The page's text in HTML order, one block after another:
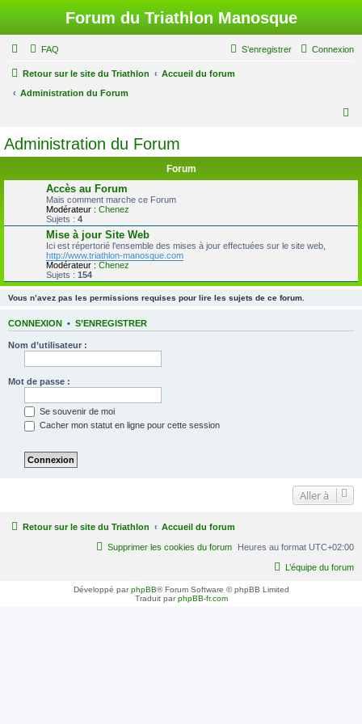
Forum du Triathlon Manosque
FAQ Connexion
S’enregistrer
Retour sur le site du Triathlon
Accueil du forum
Administration du Forum
c
r
Administration du Forum
Forum
Accès au Forum
Mais comment marche ce Forum
Modérateur : Chenez
Sujets : 4
Mise à jour Site Web
Ici est répertorié l'ensemble des mises à jour effectuées sur le site web,
http://www.triathlon-manosque.com
Modérateur : Chenez
Sujets : 154
Vous n’avez pas les permissions requises pour lire les sujets de ce forum.
CONNEXION • S’ENREGISTRER
Nom d’utilisateur :
Mot de passe :
Se souvenir de moi
Cacher mon statut en ligne pour cette session
Aller à
Retour sur le site du Triathlon Accueil du forum
Heures au format UTC+02:00
Supprimer les cookies du forum
L’équipe du forum
Développé parphpBB® Forum Software © phpBB Limited
Traduit parphpBB-fr.com